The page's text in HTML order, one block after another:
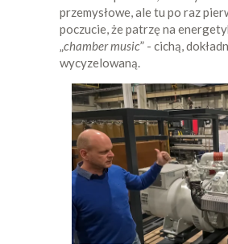
przemysłowe, ale tu po raz
poczucie, że patrzę na
„chamber music” - cichą,
wycyzelowaną.